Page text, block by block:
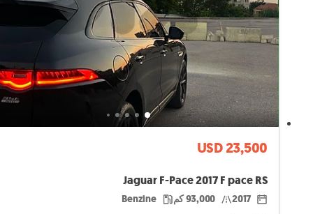
USD 23,500
Jaguar F-Pace 2017 F pace RS
2017 93,000 كم Benzine